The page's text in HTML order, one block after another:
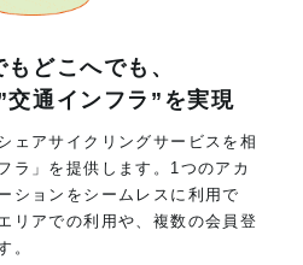
どこへでも、
交通インフラ”を実現
ェアサイクリングサービスを相
ラ」を提供します。1つのアカ
ションをシームレスに利用で
リアでの利用や、複数の会員登
。